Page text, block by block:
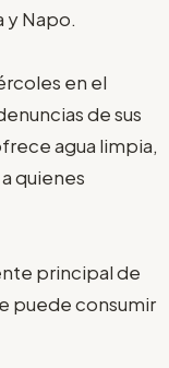
y Napo.
en el
de sus
agua limpia,
quienes
principal de
puede consumir